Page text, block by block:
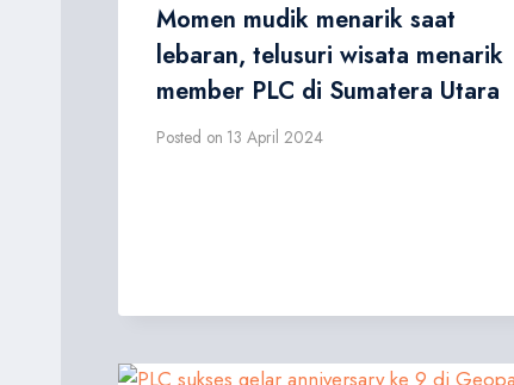
Momen mudik menarik saat
lebaran, telusuri wisata menarik
member PLC di Sumatera Utara
Posted on 13 April 2024